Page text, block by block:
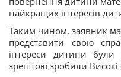
найкращих інтересів
Таким чином, заявник
представити свою
інтереси дитини
зрештою зробили Високі